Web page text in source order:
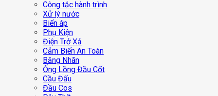
Công tắc hành trình
Xử lý nước
Biến áp
Phụ Kiện
Điện Trở Xả
Cảm Biến An Toàn
Băng Nhãn
Ống Lồng Đầu Cốt
Cầu Đấu
Đầu Cos